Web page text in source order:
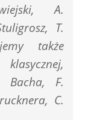
A.
T.
także
Bacha, F.
C.